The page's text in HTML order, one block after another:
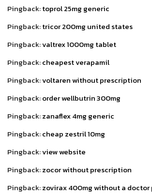
Pingback:toprol 25mg generic
Pingback:tricor 200mg united states
Pingback:valtrex 1000mg tablet
Pingback:cheapest verapamil
Pingback:voltaren without prescription
Pingback:order wellbutrin 300mg
Pingback:zanaflex 4mg generic
Pingback:cheap zestril 10mg
Pingback:view website
Pingback:zocor without prescription
Pingback:zovirax 400mg without a